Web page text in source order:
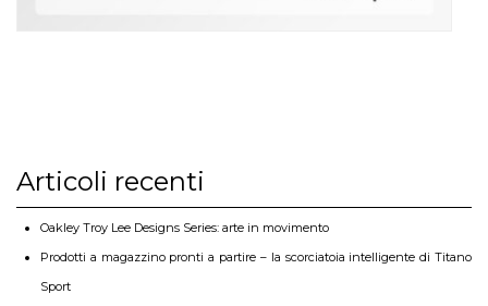
Articoli recenti
Oakley Troy Lee Designs Series: arte in movimento
Prodotti a magazzino pronti a partire – la scorciatoia intelligente di Titano
Sport